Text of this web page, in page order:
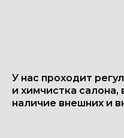
У нас проходит
и химчистка салона,
наличие внешних и